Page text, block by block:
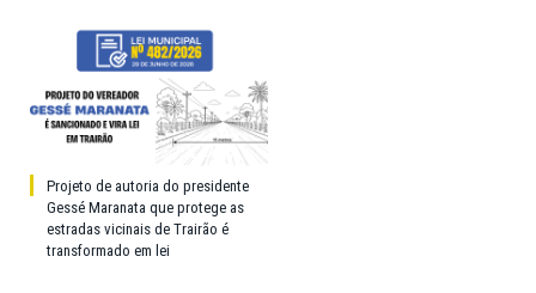
Projeto de autoria do presidente
Gessé Maranata que protege as
estradas vicinais de Trairão é
transformado em lei